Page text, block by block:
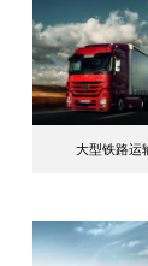
大型铁路运